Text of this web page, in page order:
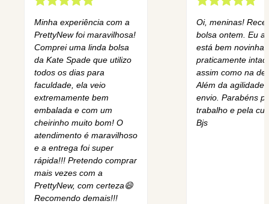
Minha experiência com a
PrettyNew foi maravilhosa!
Comprei uma linda bolsa
da Kate Spade que utilizo
todos os dias para
faculdade, ela veio
extremamente bem
embalada e com um
cheirinho muito bom! O
atendimento é maravilhoso
e a entrega foi super
rápida!!! Pretendo comprar
mais vezes com a
PrettyNew, com certeza😄
Recomendo demais!!!
Oi, meninas!
bolsa ontem. Eu
está bem novinha,
praticamente
assim como na
Além da agilidade
envio. Parabéns
trabalho e pela
Bjs